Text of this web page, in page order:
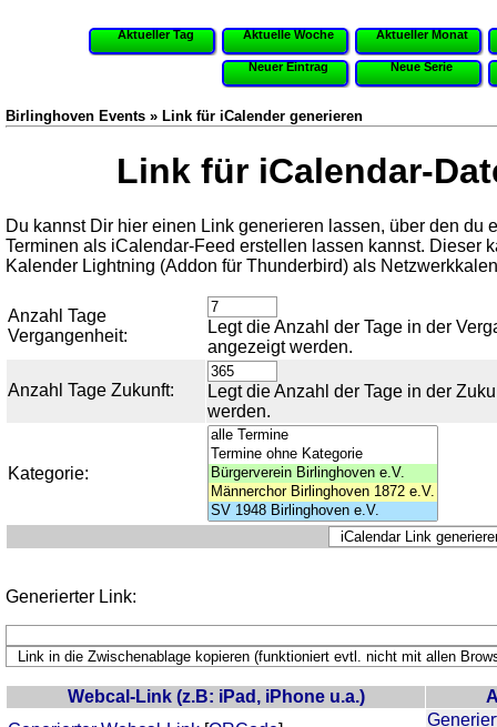
Aktueller Tag Aktuelle Woche Aktueller Monat
Neuer Eintrag Neue Serie
Birlinghoven Events » Link für iCalender generieren
Link für iCalendar-
Du kannst Dir hier einen Link generieren lassen, über den du
Terminen als iCalendar-Feed erstellen lassen kannst. Dieser
Kalender Lightning (Addon für Thunderbird) als
Anzahl Tage
Vergangenheit:
Legt die Anzahl der Tage in der
angezeigt werden.
Anzahl Tage Zukunft:
Legt die Anzahl der Tage in der
werden.
Kategorie:
Generierter Link:
Webcal-Link (z.B: iPad, iPhone u.a.)